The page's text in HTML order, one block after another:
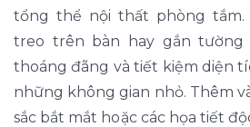
tổng thể nội thất phòng tắm.
treo trên bàn hay gắn tường
thoáng đãng và tiết kiệm diện
những không gian nhỏ. Thêm
sắc bắt mắt hoặc các họa tiết